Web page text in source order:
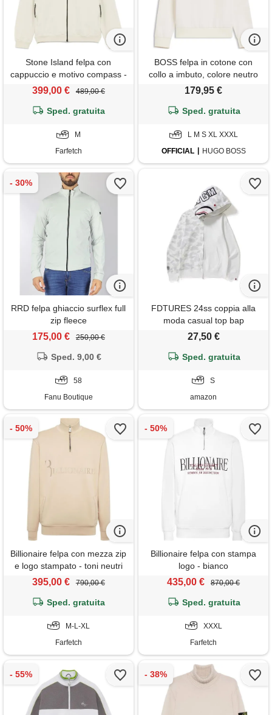
Stone Island felpa con
cappuccio e motivo compass -
toni neutri
399,00 € 489,00 €
Sped. gratuita
M
Farfetch
BOSS felpa in cotone con
collo a imbuto, colore neutro
179,95 €
Sped. gratuita
L M S XL XXXL
OFFICIAL
HUGO BOSS
RRD felpa ghiaccio surflex full
zip fleece
175,00 € 250,00 €
Sped. 9,00 €
58
Fanu Boutique
FDTURES 24ss coppia alla
moda casual top bap
japanese trendy brand shark
e donna felpa con cappuccio
27,50 €
Sped. gratuita
S
amazon
Billionaire felpa con mezza zip
e logo stampato - toni neutri
395,00 € 790,00 €
Sped. gratuita
M-L-XL
Farfetch
Billionaire felpa con stampa
logo - bianco
435,00 € 870,00 €
Sped. gratuita
XXXL
Farfetch